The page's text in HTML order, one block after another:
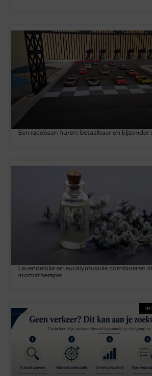
Een racebaan huren: betaalbaar en bijzonder
Lavendelolie en eucalyptusolie combineren
aromatherapie